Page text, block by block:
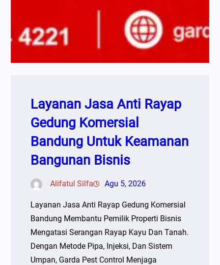
Layanan Jasa Anti Rayap
Gedung Komersial
Bandung Untuk Keamanan
Bangunan Bisnis
Alifatul Silfa Agu 5, 2026
Layanan Jasa Anti Rayap Gedung Komersial
Bandung Membantu Pemilik Properti Bisnis
Mengatasi Serangan Rayap Kayu Dan Tanah.
Dengan Metode Pipa, Injeksi, Dan Sistem
Umpan, Garda Pest Control Menjaga